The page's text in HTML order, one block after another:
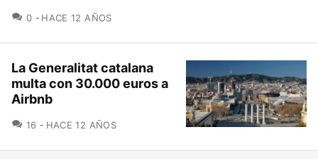
0 COMENTARIOS
HACE 12 AÑOS
La Generalitat catalana
multa con 30.000 euros a
Airbnb
16 COMENTARIOS
HACE 12 AÑOS